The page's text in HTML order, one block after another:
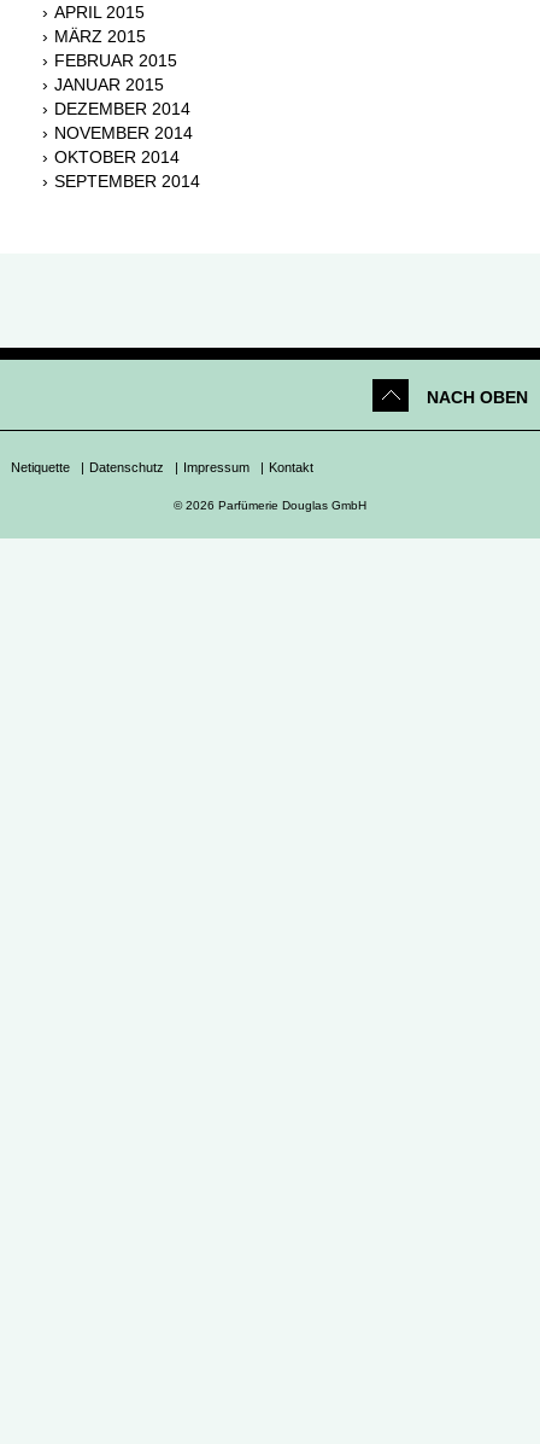
APRIL 2015
MÄRZ 2015
FEBRUAR 2015
JANUAR 2015
DEZEMBER 2014
NOVEMBER 2014
OKTOBER 2014
SEPTEMBER 2014
NACH OBEN
Netiquette | Datenschutz | Impressum | Kontakt
© 2026 Parfümerie Douglas GmbH